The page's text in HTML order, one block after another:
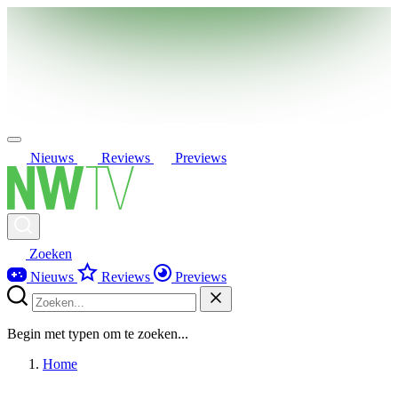
Nieuws Reviews Previews
Zoeken
Nieuws
Reviews Previews
Begin met typen om te zoeken...
Home